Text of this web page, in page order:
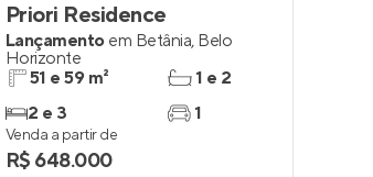
Priori Residence
Lançamento em Betânia, Belo
Horizonte
51 e 59 m²
2 e 3
1 e 2
1
Venda a partir de
R$ 648.000